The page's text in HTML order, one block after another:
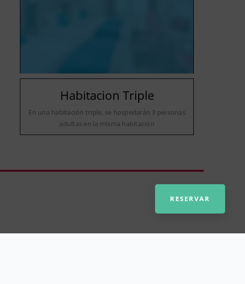
Habitacion Triple
En una habitación triple, se hospedarán 3 personas
adultas en la misma habitación
RESERVAR